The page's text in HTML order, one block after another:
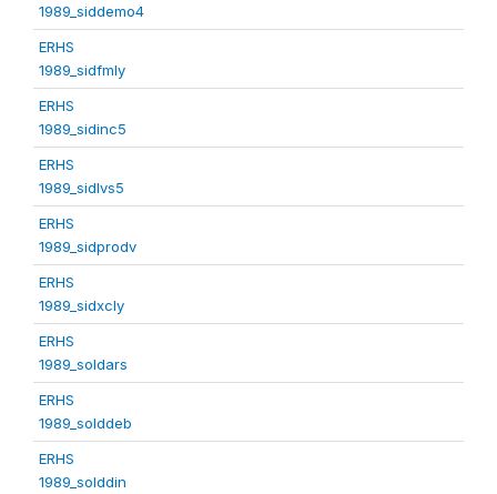
1989_siddemo4
ERHS
1989_sidfmly
ERHS
1989_sidinc5
ERHS
1989_sidlvs5
ERHS
1989_sidprodv
ERHS
1989_sidxcly
ERHS
1989_soldars
ERHS
1989_solddeb
ERHS
1989_solddin